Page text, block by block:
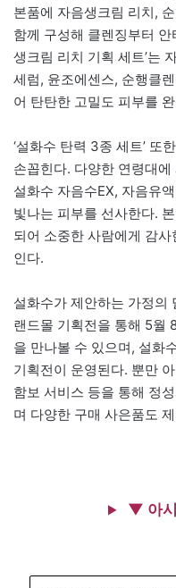
본품에 자음생크림 리치,
함께 구성해 클렌징부터 안
생크림 리치 기획 세트’는
세럼, 윤조에센스, 순행클
어 탄탄한 고밀도 피부를
‘설화수 탄력 3종 세트’ 또
손꼽힌다. 다양한 연령대
설화수 자음수EX, 자음유
빛나는 피부를 선사한다.
되어 소중한 사람에게 감
인다.
설화수가 제안하는 가정의
랜드몰 기획전을 통해 5월
을 만나볼 수 있으며, 설화
기획전이 운영된다. 뿐만
함보 서비스 등을 통해 정
며 다양한 구매 사은품도
▼ 아